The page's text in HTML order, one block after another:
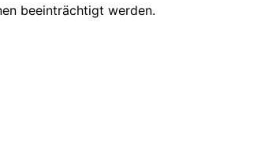
beeinträchtigt werden.